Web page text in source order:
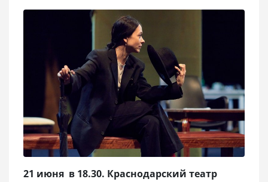
21 июня в 18.30. Краснодарский театр